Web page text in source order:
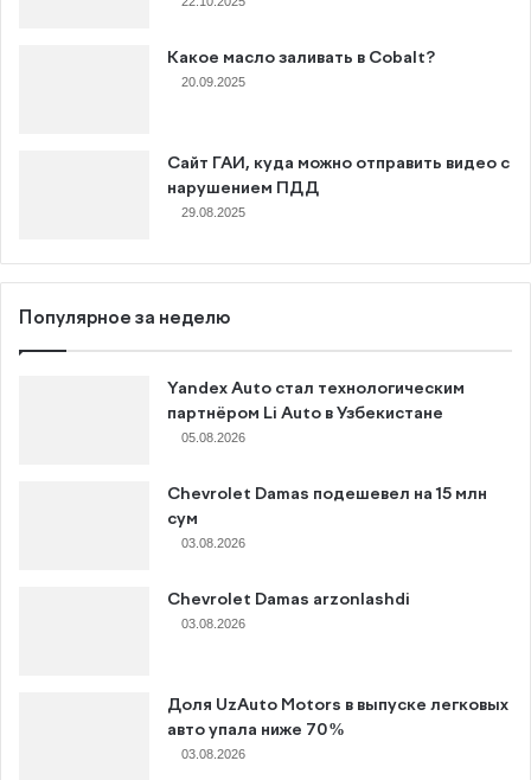
Какое масло заливать в Cobalt?
20.09.2025
Сайт ГАИ, куда можно отправить видео с
нарушением ПДД
29.08.2025
Популярное за неделю
Yandex Auto стал технологическим
партнёром Li Auto в Узбекистане
05.08.2026
Chevrolet Damas подешевел на 15 млн
сум
03.08.2026
Chevrolet Damas arzonlashdi
03.08.2026
Доля UzAuto Motors в выпуске легковых
авто упала ниже 70%
03.08.2026